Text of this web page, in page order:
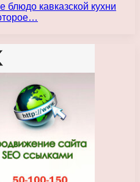
кавказской кухни